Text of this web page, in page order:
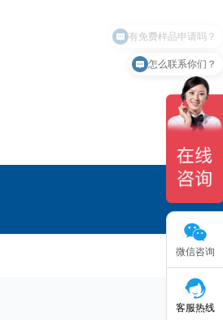
微信咨询
客服热线
怎么联系你们？
有免费样品申请吗？